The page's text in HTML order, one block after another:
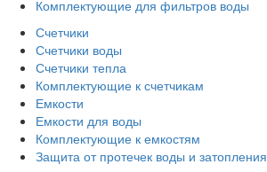
Комплектующие для фильтров воды
Счетчики
Счетчики воды
Счетчики тепла
Комплектующие к счетчикам
Емкости
Емкости для воды
Комплектующие к емкостям
Защита от протечек воды и затопления